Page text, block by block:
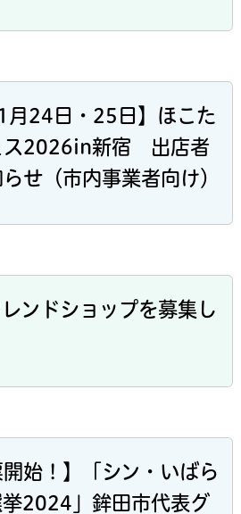
月24日・25日】ほこた
ス2026in新宿 出店者
せ（市内事業者向け）
ンドショップを募集し
開始！】「シン・いばら
挙2024」鉾田市代表グ